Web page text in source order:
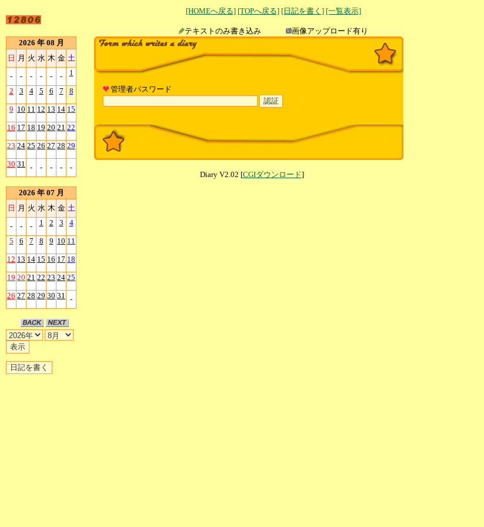
[HOMEへ戻る] [TOPへ戻る] [日記を書く] [一覧表示]
テキストのみ書き込み
画像アップロード有り
2026 年 08 月
日 月 火 水 木 金 土
- - - - - - 1
2 3 4 5 6 7 8
9 10 11 12 13 14 15
16 17 18 19 20 21 22
23 24 25 26 27 28 29
30 31 - - - - -
2026 年 07 月
日 月 火 水 木 金 土
- - - 1 2 3 4
5 6 7 8 9 10 11
12 13 14 15 16 17 18
19 20 21 22 23 24 25
26 27 28 29 30 31 -
管理者パスワード
Diary V2.02 [CGIダウンロード]